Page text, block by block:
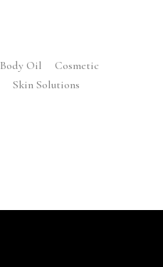
Body Oil
Cosmetic
Skin Solutions